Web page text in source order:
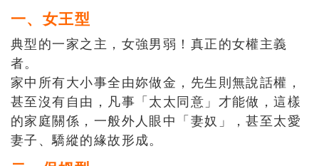
一、女王型
典型的一家之主，女強男弱！真正的女權主義
者。
家中所有大小事全由妳做金，先生則無說話權，
甚至沒有自由，凡事「太太同意」才能做，這樣
的家庭關係，一般外人眼中「妻奴」，甚至太愛
妻子、驕縱的緣故形成。